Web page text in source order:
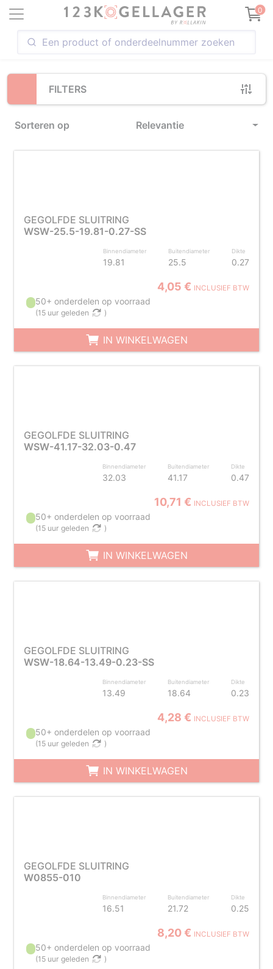
0
FILTERS
Sorteren op Relevantie
Loading...
GEGOLFDE SLUITRING
WSW-25.5-19.81-0.27-SS
Binnendiameter
19.81
Buitendiameter
25.5
Dikte
0.27
4,05 € INCLUSIEF BTW
50+ onderdelen op voorraad
(15 uur geleden )
IN WINKELWAGEN
GEGOLFDE SLUITRING
WSW-41.17-32.03-0.47
Binnendiameter
32.03
Buitendiameter
41.17
Dikte
0.47
10,71 € INCLUSIEF BTW
50+ onderdelen op voorraad
(15 uur geleden )
IN WINKELWAGEN
GEGOLFDE SLUITRING
WSW-18.64-13.49-0.23-SS
Binnendiameter
13.49
Buitendiameter
18.64
Dikte
0.23
4,28 € INCLUSIEF BTW
50+ onderdelen op voorraad
(15 uur geleden )
IN WINKELWAGEN
GEGOLFDE SLUITRING
W0855-010
Binnendiameter
16.51
Buitendiameter
21.72
Dikte
0.25
8,20 € INCLUSIEF BTW
50+ onderdelen op voorraad
(15 uur geleden )